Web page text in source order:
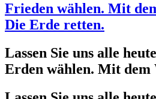
Frieden wählen. Mit
Die Erde retten.
Lassen Sie uns alle
Erden wählen. Mit dem